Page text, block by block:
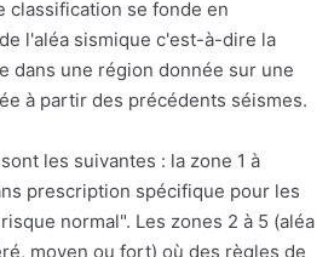
classification se fonde en
l'aléa sismique c'est-à-dire la
dans une région donnée sur une
à partir des précédents séismes.
les suivantes : la zone 1 à
prescription spécifique pour les
normal". Les zones 2 à 5 (aléa
moyen ou fort) où des règles de